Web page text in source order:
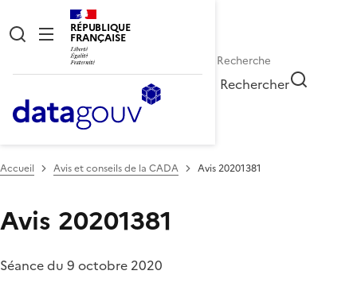
RÉPUBLIQUE
FRANÇAISE
Rechercher
Accueil Avis et conseils de la CADA Avis 20201381
Avis 20201381
Séance du 9 octobre 2020